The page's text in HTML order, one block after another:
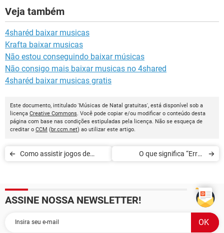
Veja também
4sharéd baixar musicas
Krafta baixar musicas
Não estou conseguindo baixar músicas
Não consigo mais baixar musicas no 4shared
4sharéd baixar musicas gratis
Este documento, intitulado 'Músicas de Natal gratuitas', está disponível sob a
licença Creative Commons. Você pode copiar e/ou modificar o conteúdo desta
página com base nas condições estipuladas pela licença. Não se esqueça de
creditar o CCM (br.ccm.net) ao utilizar este artigo.
Como assistir jogos de
O que significa “Error
ASSINE NOSSA NEWSLETTER!